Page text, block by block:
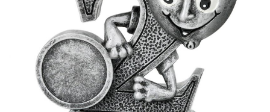
Megszűnő email címünk: kulcsszerviz@tiszanet.hu